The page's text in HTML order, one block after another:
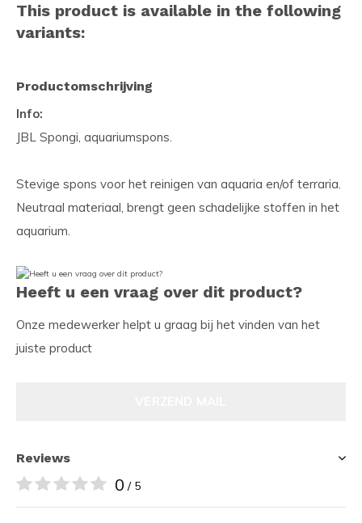
This product is available in the following
variants:
Productomschrijving
Info:
JBL Spongi, aquariumspons.
Stevige spons voor het reinigen van aquaria en/of terraria.
Neutraal materiaal, brengt geen schadelijke stoffen in het
aquarium.
Heeft u een vraag over dit product?
Onze medewerker helpt u graag bij het vinden van het
juiste product
Reviews
0 / 5